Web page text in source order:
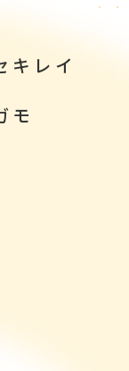
キレイ
モ